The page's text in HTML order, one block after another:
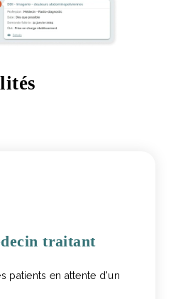
traitant
patients en attente d'un